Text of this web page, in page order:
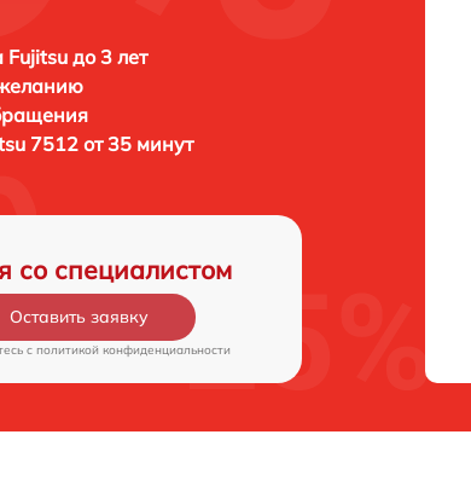
Fujitsu до 3 лет
7512 от 35 минут
со специалистом
Оставить заявку
c политикой конфиденциальности